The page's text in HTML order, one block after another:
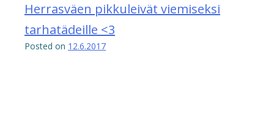
Herrasväen pikkuleivät viemiseksi
tarhatädeille <3
Posted on 12.6.2017